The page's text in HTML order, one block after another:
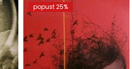
popust 25%